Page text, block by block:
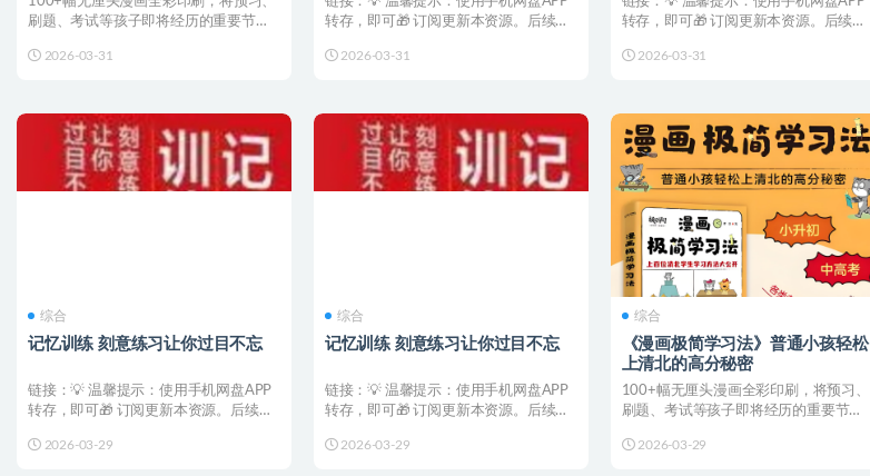
刷题、考试等孩子即将经历的重要节点
2026-03-31
转存，即可🎁 订阅更新本资源。后续更
2026-03-31
转存，即可🎁 订阅更新本资源。后续更
2026-03-31
综合
记忆训练 刻意练习让你过目不忘
链接：💡 温馨提示：使用手机网盘APP
转存，即可🎁 订阅更新本资源。后续更
2026-03-29
综合
记忆训练 刻意练习让你过目不忘
链接：💡 温馨提示：使用手机网盘APP
转存，即可🎁 订阅更新本资源。后续更
2026-03-29
综合
《漫画极简学习法》普通小孩轻松
上清北的高分秘密
100+幅无厘头漫画全彩印刷，将预习、
刷题、考试等孩子即将经历的重要节点
2026-03-29